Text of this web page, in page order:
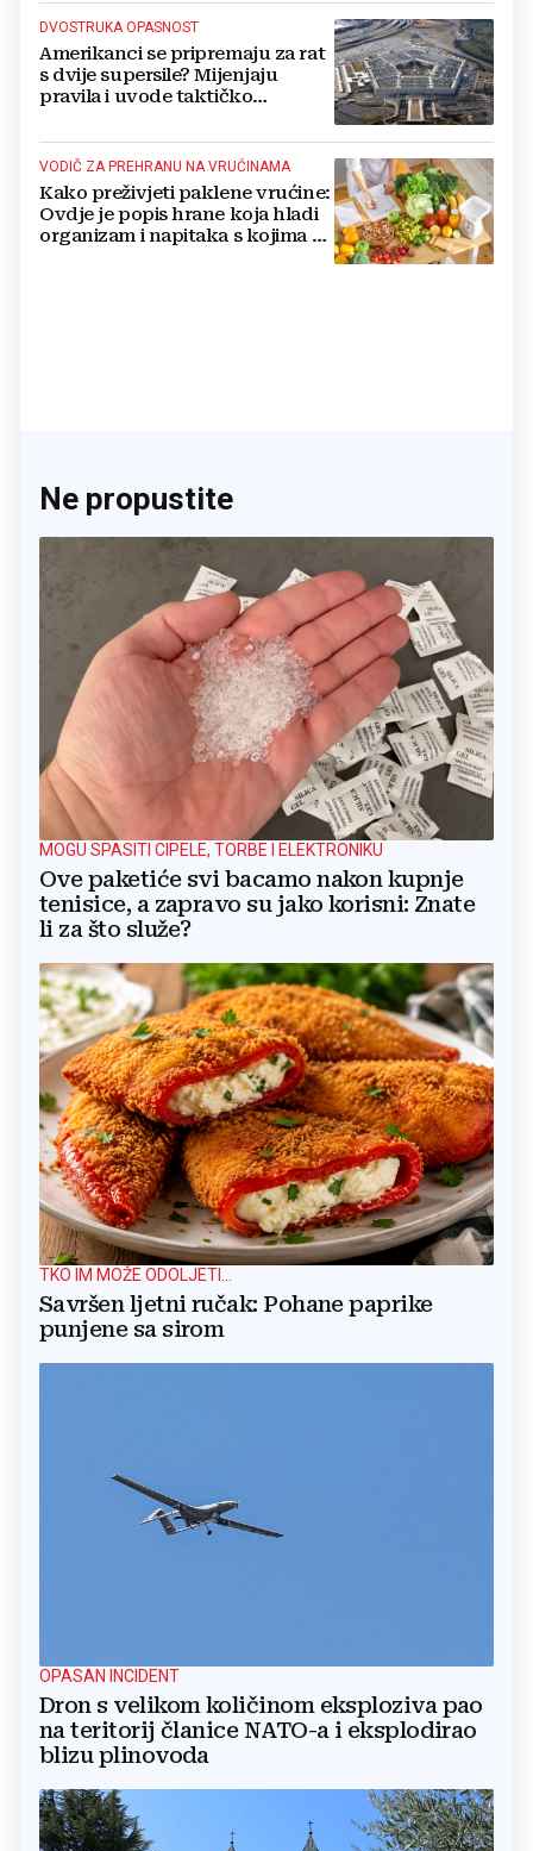
DVOSTRUKA OPASNOST
Amerikanci se pripremaju za rat
s dvije supersile? Mijenjaju
pravila i uvode taktičko
VODIČ ZA PREHRANU NA VRUĆINAMA
Kako preživjeti paklene vrućine:
Ovdje je popis hrane koja hladi
organizam i napitaka s kojima si
Ne propustite
MOGU SPASITI CIPELE, TORBE I ELEKTRONIKU
Ove paketiće svi bacamo nakon kupnje
tenisice, a zapravo su jako korisni: Znate
li za što služe?
TKO IM MOŽE ODOLJETI...
Savršen ljetni ručak: Pohane paprike
punjene sa sirom
OPASAN INCIDENT
Dron s velikom količinom eksploziva pao
na teritorij članice NATO-a i eksplodirao
blizu plinovoda